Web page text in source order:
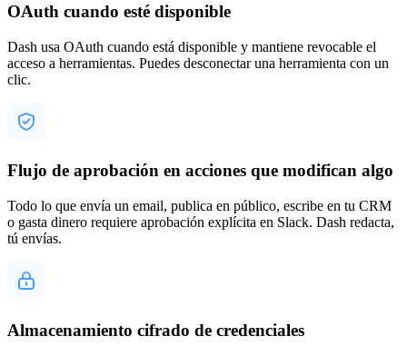
OAuth cuando esté disponible
Dash usa OAuth cuando está disponible y mantiene revocable el
acceso a herramientas. Puedes desconectar una herramienta con un
clic.
Flujo de aprobación en acciones que modifican algo
Todo lo que envía un email, publica en público, escribe en tu CRM
o gasta dinero requiere aprobación explícita en Slack. Dash redacta,
tú envías.
Almacenamiento cifrado de credenciales